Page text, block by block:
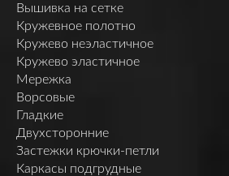
Вышивка на сетке
Кружевное полотно
Кружево неэластичное
Кружево эластичное
Мережка
Ворсовые
Гладкие
Двухсторонние
Застежки крючки-петли
Каркасы подгрудные